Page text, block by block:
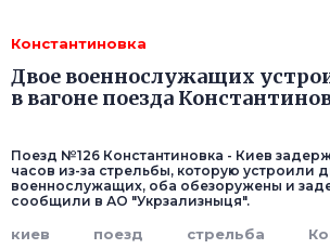
Константиновка
Двое военнослужащих
в вагоне поезда
Поезд №126 Константиновка - Киев
часов из-за стрельбы, которую устроили
военнослужащих, оба обезоружены и
сообщили в АО "Укрзализныця".
киев поезд стрельба